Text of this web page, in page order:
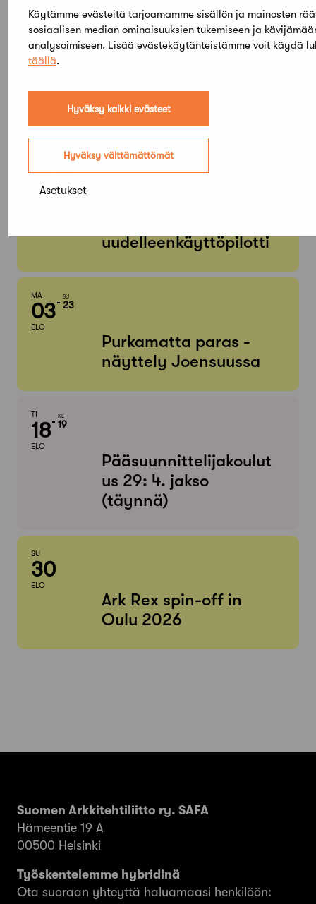
Käytämme evästeitä tarjoamamme sisällön ja mainosten
sosiaalisen median ominaisuuksien tukemiseen ja
analysoimiseen. Lisää evästekäytänteistämme voit käydä
täällä.
Hyväksy kaikki evästeet
Hyväksy välttämättömät
Asetukset
05
KESÄ
TAMMI
Arkkitehtuuri- ja
muodot
01
HEINÄ
MA
ELO
uudelleenkäyttöpilotti
MA
03
ELO
SU
23
Purkamatta paras -
näyttely Joensuussa
TI
18
ELO
KE
19
Pääsuunnittelijakoulut
us 29: 4. jakso
(täynnä)
SU
30
ELO
Ark Rex spin-off in
Oulu 2026
Suomen Arkkitehtiliitto ry. SAFA
Hämeentie 19 A
00500 Helsinki
Työskentelemme hybridinä
Ota suoraan yhteyttä haluamaasi henkilöön: